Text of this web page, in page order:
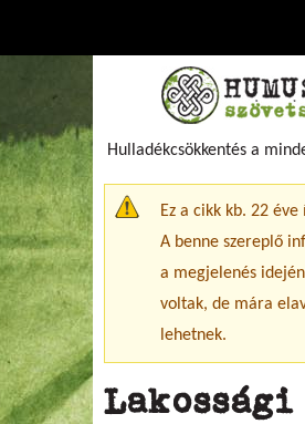
Hulladékcsökkentés a
Figyelmeztető
Ez a cikk kb. 22
A benne szereplő
a megjelenés
voltak, de mára
lehetnek.
Lakossági